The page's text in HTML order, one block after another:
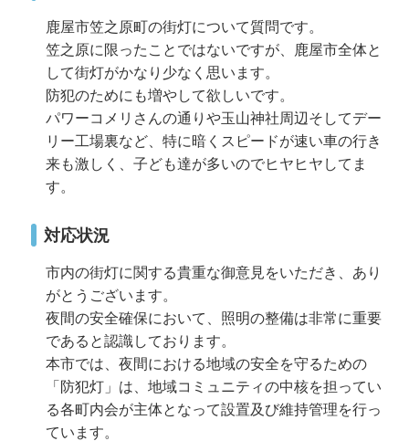
鹿屋市笠之原町の街灯について質問です。
笠之原に限ったことではないですが、鹿屋市全体と
して街灯がかなり少なく思います。
防犯のためにも増やして欲しいです。
パワーコメリさんの通りや玉山神社周辺そしてデー
リー工場裏など、特に暗くスピードが速い車の行き
来も激しく、子ども達が多いのでヒヤヒヤしてま
す。
対応状況
市内の街灯に関する貴重な御意見をいただき、あり
がとうございます。
夜間の安全確保において、照明の整備は非常に重要
であると認識しております。
本市では、夜間における地域の安全を守るための
「防犯灯」は、地域コミュニティの中核を担ってい
る各町内会が主体となって設置及び維持管理を行っ
ています。